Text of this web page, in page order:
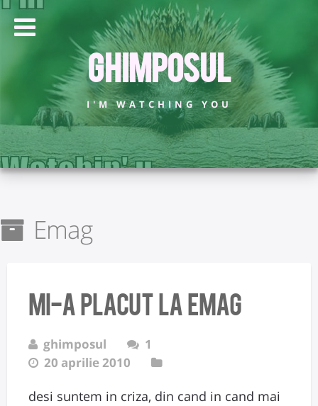
Ghimposul
I'M WATCHING YOU
Emag
mi-a placut la Emag
ghimposul
1
20 aprilie 2010
desi suntem in criza, din cand in cand mai